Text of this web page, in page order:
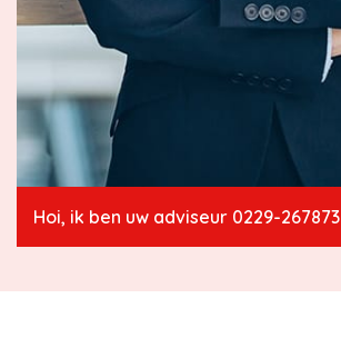
Hoi, ik ben uw adviseur 0229-267873